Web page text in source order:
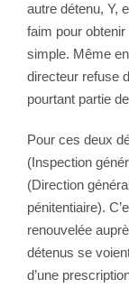
autre détenu, Y,
faim pour
simple. Même
directeur refuse
pourtant partie
Pour ces deux
(Inspection
(Direction
pénitentiaire).
renouvelée
détenus se
d’une